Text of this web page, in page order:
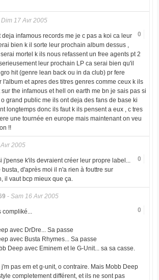
Dim 17 Avr 2005
0
deja infamous records me je c pas a koi ca leur
bien k il sorte leur prochain album dessus ,
mortel k ils nous refassent un free agents pt 2
leur prochain LP ca serai bien qu'il
hit (genre lean back ou in da club) pr fere
l'album et apres des titres genres comme ceux k ils
the infamous et hell on earth me bn je sais pas si
grand public me ils ont deja des fans de base ki
longtemps donc ils faut k ils pensent a eux , c tres
une tournée en europe mais maintenant on veu
!!
2005
0
j'pense k'ils devraient créer leur propre label...
busta, d'après moi il n'a rien à fouttre sur
il vaut bcp mieux que ça.
- Sam 16 Avr 2005
0
compliké...
avec DrDre... Sa passe
avec Busta Rhymes... Sa passe
Deep avec Eminem et le G-Unit... sa sa casse.
j'm pas em et g-unit, o contraire. Mais Mobb Deep
completement différent, et ils ne sont pas